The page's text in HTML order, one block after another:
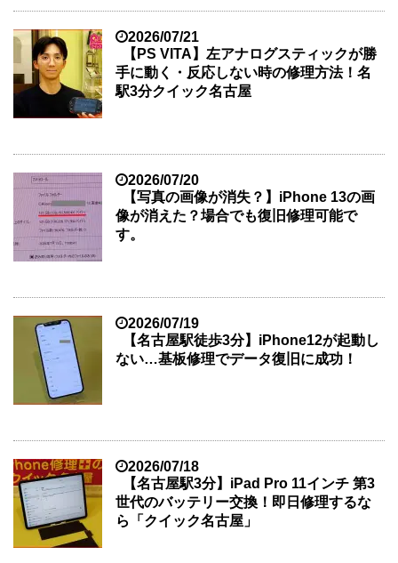
2026/07/21
【PS VITA】左アナログスティックが勝
手に動く・反応しない時の修理方法！名
駅3分クイック名古屋
2026/07/20
【写真の画像が消失？】iPhone 13の画
像が消えた？場合でも復旧修理可能で
す。
2026/07/19
【名古屋駅徒歩3分】iPhone12が起動し
ない…基板修理でデータ復旧に成功！
2026/07/18
【名古屋駅3分】iPad Pro 11インチ 第3
世代のバッテリー交換！即日修理するな
ら「クイック名古屋」